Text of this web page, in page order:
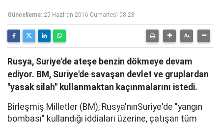
Güncelleme: 25 Haziran 2016 Cumartesi 08:28
Rusya, Suriye'de ateşe benzin dökmeye devam
ediyor. BM, Suriye'de savaşan devlet ve gruplardan
"yasak silah" kullanmaktan kaçınmalarını istedi.
Birleşmiş Milletler (BM), Rusya'nınSuriye'de "yangın
bombası" kullandığı iddiaları üzerine, çatışan tüm